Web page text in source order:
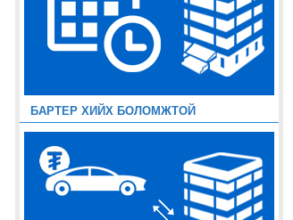
БАРТЕР ХИЙХ БОЛОМЖТОЙ